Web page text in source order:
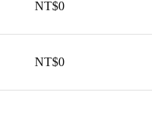
NT$0
NT$0